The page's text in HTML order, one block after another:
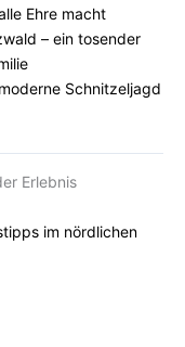
Ehre macht
– ein tosender
Schnitzeljagd
Erlebnis
im nördlichen